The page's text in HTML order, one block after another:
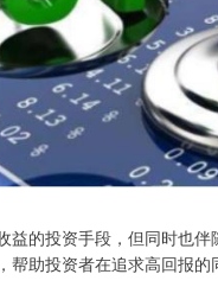
益的投资手段，但同时也
助投资者在追求高回报的